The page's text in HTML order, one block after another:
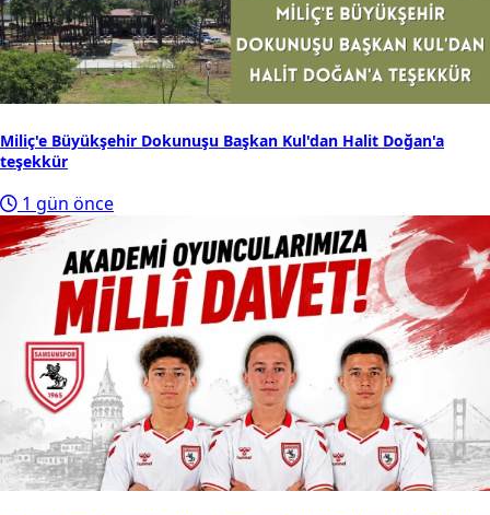
Miliç'e Büyükşehir Dokunuşu Başkan Kul'dan Halit Doğan'a
teşekkür
1 gün önce